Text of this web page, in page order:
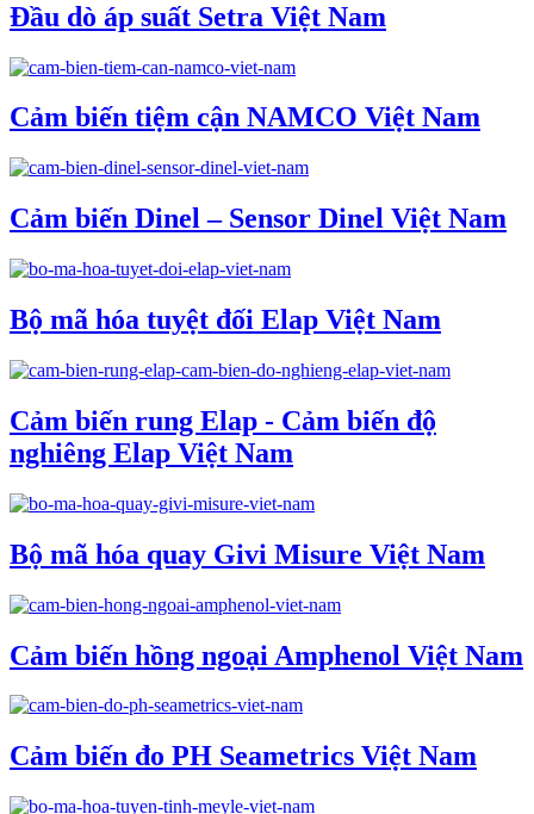
Đầu dò áp suất Setra Việt Nam
Cảm biến tiệm cận NAMCO Việt Nam
Cảm biến Dinel – Sensor Dinel Việt Nam
Bộ mã hóa tuyệt đối Elap Việt Nam
Cảm biến rung Elap - Cảm biến độ
nghiêng Elap Việt Nam
Bộ mã hóa quay Givi Misure Việt Nam
Cảm biến hồng ngoại Amphenol Việt Nam
Cảm biến đo PH Seametrics Việt Nam